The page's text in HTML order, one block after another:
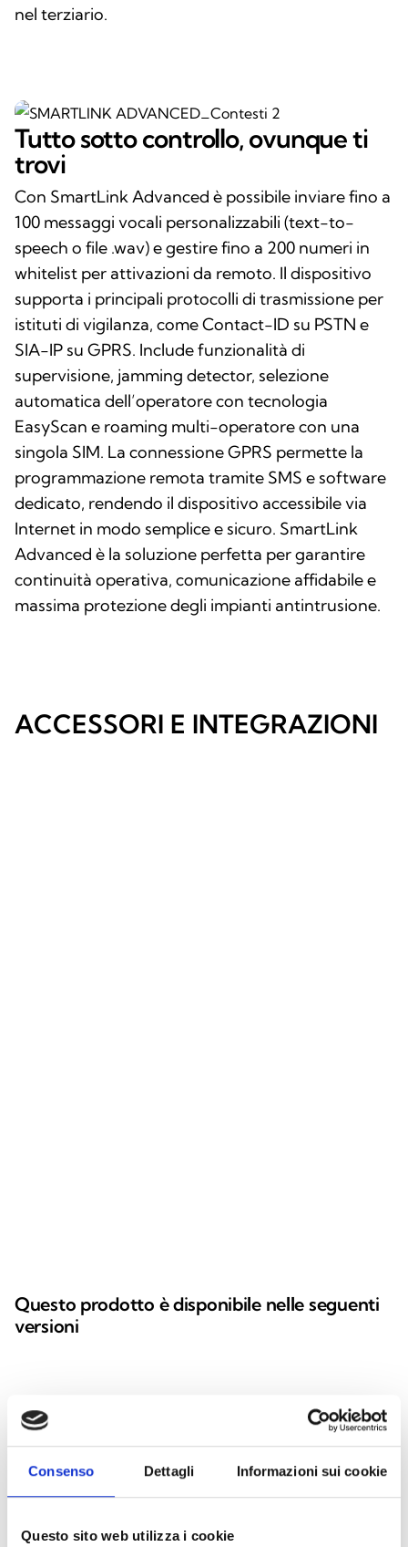
Consenso Dettagli Informazioni sui cookie
Questo sito web utilizza i cookie
nel terziario.
Tutto sotto controllo, ovunque ti
trovi
Con SmartLink Advanced è possibile inviare fino a
100 messaggi vocali personalizzabili (text-to-
speech o file .wav) e gestire fino a 200 numeri in
whitelist per attivazioni da remoto. Il dispositivo
supporta i principali protocolli di trasmissione per
istituti di vigilanza, come Contact-ID su PSTN e
SIA-IP su GPRS. Include funzionalità di
supervisione, jamming detector, selezione
automatica dell’operatore con tecnologia
EasyScan e roaming multi-operatore con una
singola SIM. La connessione GPRS permette la
programmazione remota tramite SMS e software
dedicato, rendendo il dispositivo accessibile via
Internet in modo semplice e sicuro. SmartLink
Advanced è la soluzione perfetta per garantire
continuità operativa, comunicazione affidabile e
massima protezione degli impianti antintrusione.
ACCESSORI E INTEGRAZIONI
Questo prodotto è disponibile nelle seguenti
versioni